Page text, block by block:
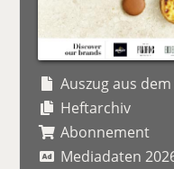
Auszug aus
Heftarchiv
Abonnement
Mediadaten